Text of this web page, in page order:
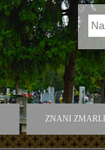
ZNANI ZMARLI